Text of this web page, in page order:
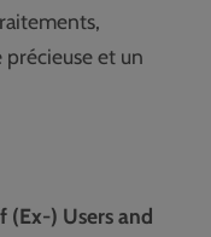
précieuse et un
(Ex-) Users and